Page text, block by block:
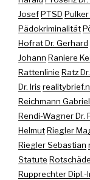
JosefPTSD
Pädokriminalität
Hofrat Dr. Gerhard
Johann Raniere
Rattenlinie Ratz
Dr. Iris
Reichmann
Rendi-Wagner Dr.
HelmutRiegler
Riegler Sebastian
Statute
Rupprechter Dipl.-